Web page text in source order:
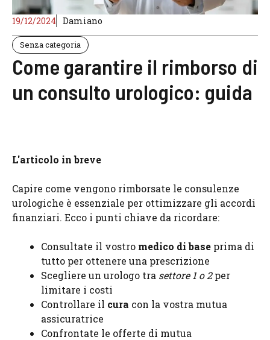
19/12/2024 Damiano
Senza categoria
Come garantire il rimborso di
un consulto urologico: guida
L'articolo in breve
Capire come vengono rimborsate le consulenze
urologiche è essenziale per ottimizzare gli accordi
finanziari. Ecco i punti chiave da ricordare:
Consultate il vostro medico di base prima di
tutto per ottenere una prescrizione
Scegliere un urologo tra settore 1 o 2per
limitare i costi
Controllare il cura con la vostra mutua
assicuratrice
Confrontate le offerte di mutua